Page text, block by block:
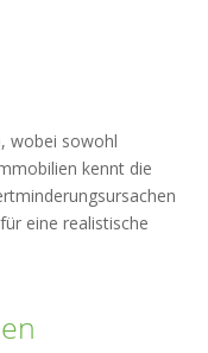
wobei sowohl
kennt die
eine realistische